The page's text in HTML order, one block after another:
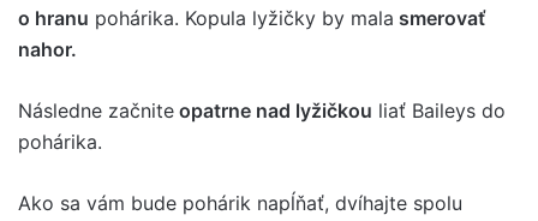
o hranu pohárika. Kopula lyžičky by mala smerovať
nahor.
Následne začnite opatrne nad lyžičkou liať Baileys do
pohárika.
Ako sa vám bude pohárik napĺňať, dvíhajte spolu